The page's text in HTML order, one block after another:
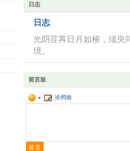
日志
日志
光阴荏苒日月如梭，须臾
境。
留言板
涂鸦板